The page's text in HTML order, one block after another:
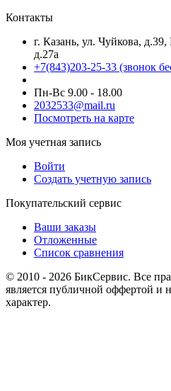
Контакты
г. Казань, ул. Чуйкова,
д.27а
+7(843)203-25-33 (звонок
Пн-Вс 9.00 - 18.00
2032533@mail.ru
Посмотреть на карте
Моя учетная запись
Войти
Создать учетную запись
Покупательский сервис
Ваши заказы
Отложенные
Список сравнения
© 2010 - 2026 БикСервис. Все
является публичной оффертой
характер.